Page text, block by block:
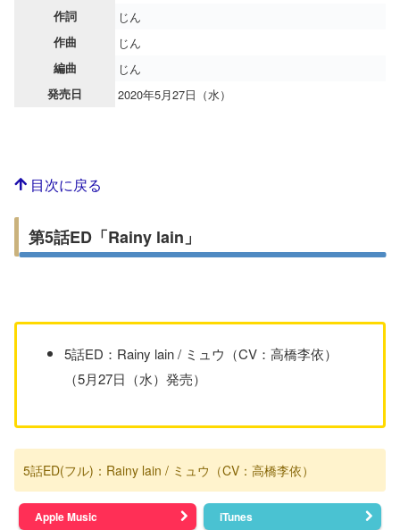
作詞 じん
作曲 じん
編曲 じん
発売日 2020年5月27日（水）
目次に戻る
第5話ED「Rainy lain」
5話ED：Rainy lain / ミュウ（CV：高橋李依）
（5月27日（水）発売）
5話ED(フル)：Rainy lain / ミュウ（CV：高橋李依）
Apple Music
iTunes